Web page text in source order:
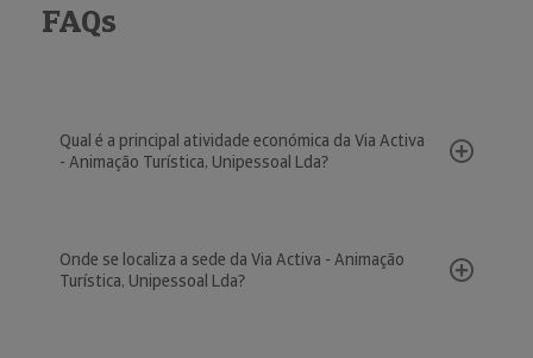
FAQs
Qual é a principal atividade económica da Via Activa
- Animação Turística, Unipessoal Lda?
Onde se localiza a sede da Via Activa - Animação
Turística, Unipessoal Lda?